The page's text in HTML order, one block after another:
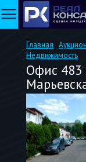
Главная
Недвижимость
Офис 483